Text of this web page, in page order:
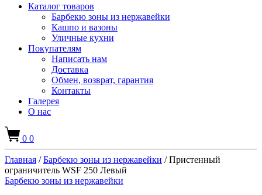
Каталог товаров
Барбекю зоны из нержавейки
Кашпо и вазоны
Уличные кухни
Покупателям
Написать нам
Доставка
Обмен, возврат, гарантия
Контакты
Галерея
О нас
0 0
Главная /Барбекю зоны из нержавейки / Пристенный
ограничитель WSF 250 Левый
Барбекю зоны из нержавейки